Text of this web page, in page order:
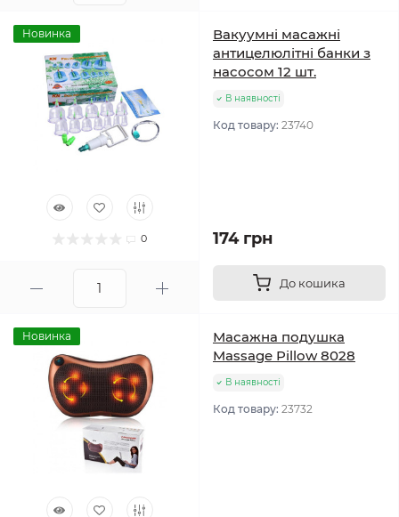
Новинка
0
Вакуумні масажні
антицелюлітні банки з
насосом 12 шт.
В наявності
Код товару: 23740
174 грн
До кошика
Новинка
Масажна подушка
Massage Pillow 8028
В наявності
Код товару: 23732